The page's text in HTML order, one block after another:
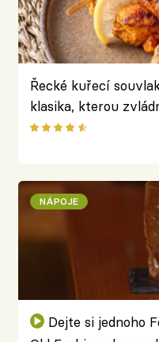
Řecké kuřecí
klasika, kterou
NÁPOJE
Dejte si jednoho